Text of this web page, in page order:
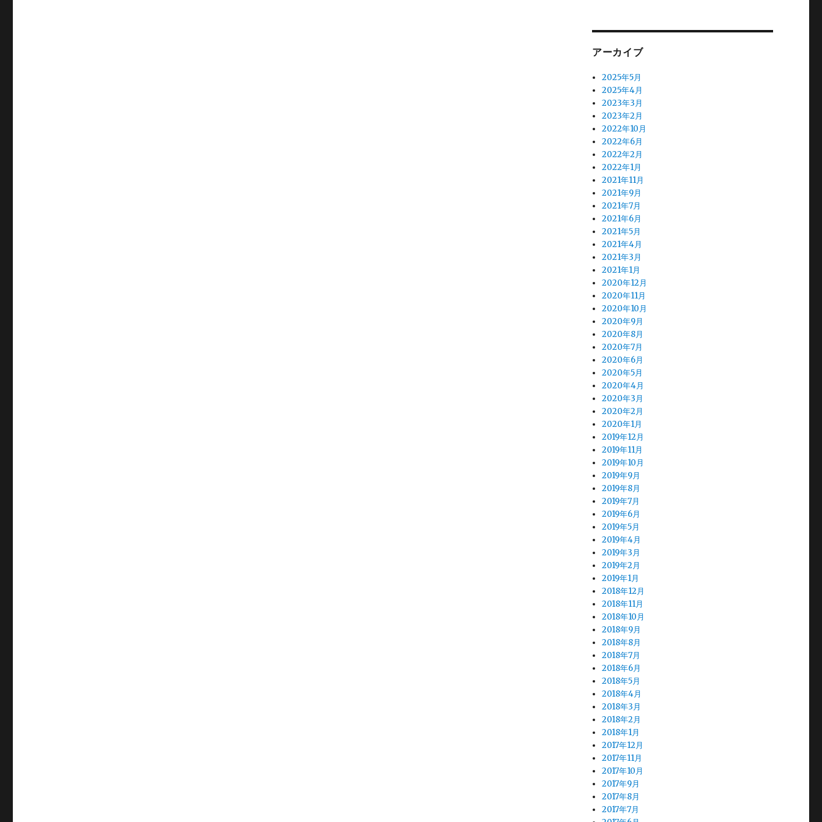
アーカイブ
2025年5月
2025年4月
2023年3月
2023年2月
2022年10月
2022年6月
2022年2月
2022年1月
2021年11月
2021年9月
2021年7月
2021年6月
2021年5月
2021年4月
2021年3月
2021年1月
2020年12月
2020年11月
2020年10月
2020年9月
2020年8月
2020年7月
2020年6月
2020年5月
2020年4月
2020年3月
2020年2月
2020年1月
2019年12月
2019年11月
2019年10月
2019年9月
2019年8月
2019年7月
2019年6月
2019年5月
2019年4月
2019年3月
2019年2月
2019年1月
2018年12月
2018年11月
2018年10月
2018年9月
2018年8月
2018年7月
2018年6月
2018年5月
2018年4月
2018年3月
2018年2月
2018年1月
2017年12月
2017年11月
2017年10月
2017年9月
2017年8月
2017年7月